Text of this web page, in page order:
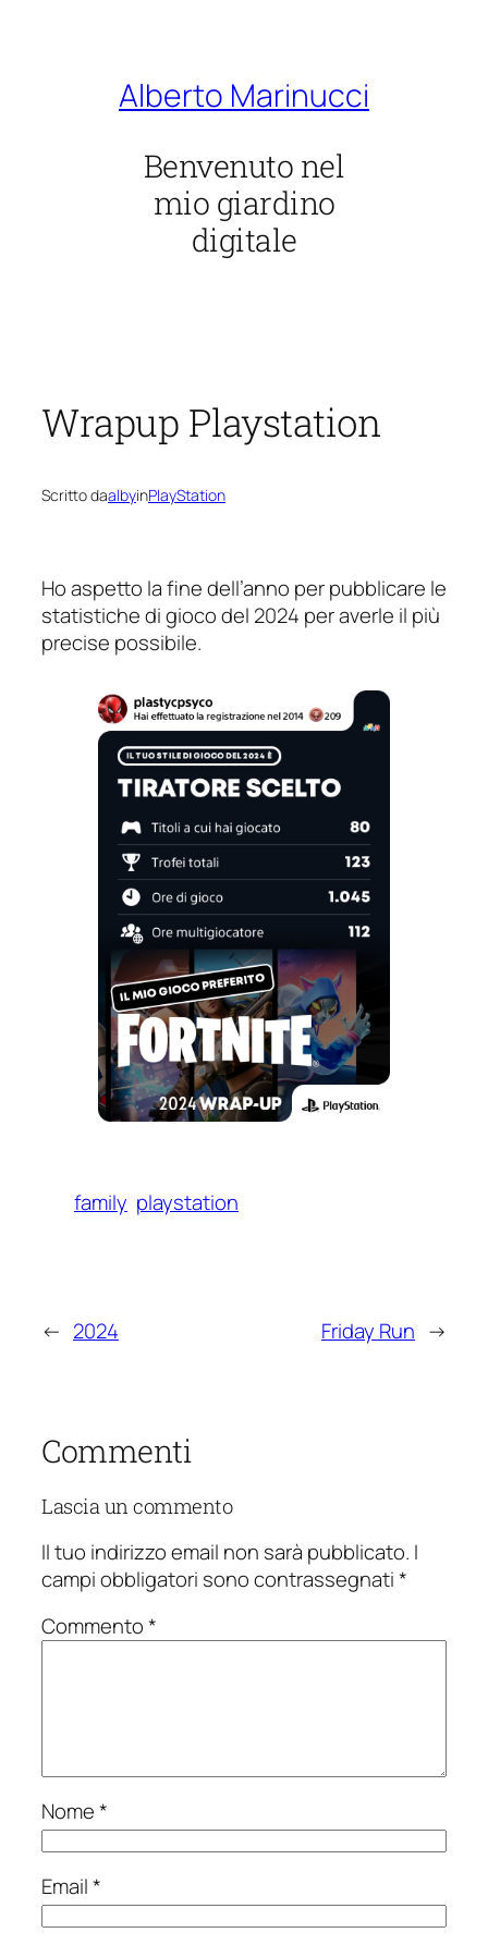
Alberto Marinucci
Benvenuto nel
mio giardino
digitale
Wrapup Playstation
Scritto daalbyinPlayStation
Ho aspetto la fine dell’anno per pubblicare le
statistiche di gioco del 2024 per averle il più
precise possibile.
family playstation
← 2024 Friday Run →
Commenti
Lascia un commento
Il tuo indirizzo email non sarà pubblicato. I
campi obbligatori sono contrassegnati*
Commento*
Nome*
Email*